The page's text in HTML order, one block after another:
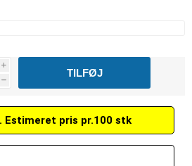
i
h
Estimeret pris pr.100 stk